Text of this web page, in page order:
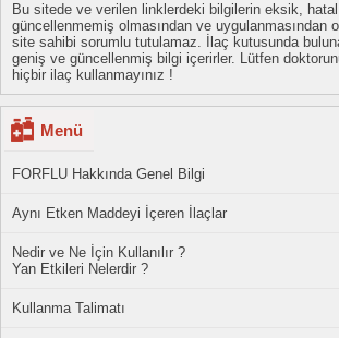
Bu sitede ve verilen linklerdeki bilgilerin eksik,
güncellenmemiş olmasından ve uygulanmasından
site sahibi sorumlu tutulamaz. İlaç kutusunda
geniş ve güncellenmiş bilgi içerirler. Lütfen
hiçbir ilaç kullanmayınız !
Menü
FORFLU Hakkında Genel Bilgi
Aynı Etken Maddeyi İçeren İlaçlar
Nedir ve Ne İçin Kullanılır ?
Yan Etkileri Nelerdir ?
Kullanma Talimatı